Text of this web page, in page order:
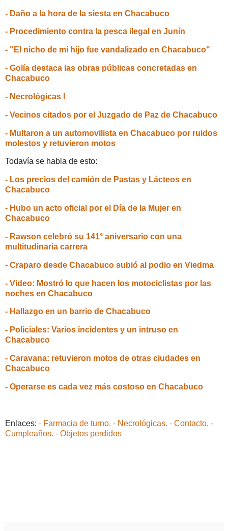
- Daño a la hora de la siesta en Chacabuco
- Procedimiento contra la pesca ilegal en Junín
- "El nicho de mí hijo fue vandalizado en Chacabuco"
- Golía destaca las obras públicas concretadas en
Chacabuco
- Necrológicas I
- Vecinos citados por el Juzgado de Paz de Chacabuco
- Multaron a un automovilista en Chacabuco por ruidos
molestos y retuvieron motos
Todavía se habla de esto:
- Los precios del camión de Pastas y Lácteos en
Chacabuco
- Hubo un acto oficial por el Día de la Mujer en
Chacabuco
- Rawson celebró su 141° aniversario con una
multitudinaria carrera
- Craparo desde Chacabuco subió al podio en Viedma
- Video: Mostró lo que hacen los motociclistas por las
noches en Chacabuco
- Hallazgo en un barrio de Chacabuco
- Policiales: Varios incidentes y un intruso en
Chacabuco
- Caravana: retuvieron motos de otras ciudades en
Chacabuco
- Operarse es cada vez más costoso en Chacabuco
Enlaces: - Farmacia de turno. - Necrológicas. - Contacto. -
Cumpleaños. - Objetos perdidos